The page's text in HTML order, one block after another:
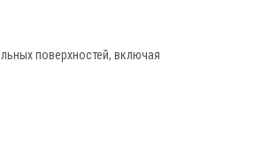
поверхностей, включая